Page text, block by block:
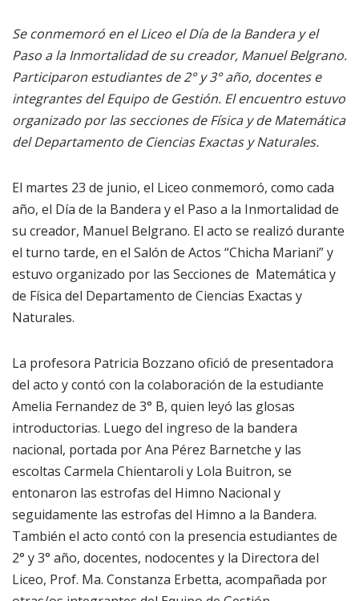
Se conmemoró en el Liceo el Día de la Bandera y el
Paso a la Inmortalidad de su creador, Manuel Belgrano.
Participaron estudiantes de 2° y 3° año, docentes e
integrantes del Equipo de Gestión. El encuentro estuvo
organizado por las secciones de Física y de Matemática
del Departamento de Ciencias Exactas y Naturales.
El martes 23 de junio, el Liceo conmemoró, como cada
año, el Día de la Bandera y el Paso a la Inmortalidad de
su creador, Manuel Belgrano. El acto se realizó durante
el turno tarde, en el Salón de Actos “Chicha Mariani” y
estuvo organizado por las Secciones de Matemática y
de Física del Departamento de Ciencias Exactas y
Naturales.
La profesora Patricia Bozzano ofició de presentadora
del acto y contó con la colaboración de la estudiante
Amelia Fernandez de 3° B, quien leyó las glosas
introductorias. Luego del ingreso de la bandera
nacional, portada por Ana Pérez Barnetche y las
escoltas Carmela Chientaroli y Lola Buitron, se
entonaron las estrofas del Himno Nacional y
seguidamente las estrofas del Himno a la Bandera.
También el acto contó con la presencia estudiantes de
2° y 3° año, docentes, nodocentes y la Directora del
Liceo, Prof. Ma. Constanza Erbetta, acompañada por